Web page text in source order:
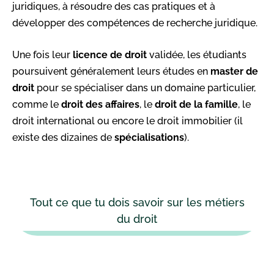
juridiques, à résoudre des cas pratiques et à
développer des compétences de recherche juridique.
Une fois leur licence de droit validée, les étudiants
poursuivent généralement leurs études en master de
droit pour se spécialiser dans un domaine particulier,
comme le droit des affaires, le droit de la famille, le
droit international ou encore le droit immobilier (il
existe des dizaines de spécialisations).
Tout ce que tu dois savoir sur les métiers
du droit